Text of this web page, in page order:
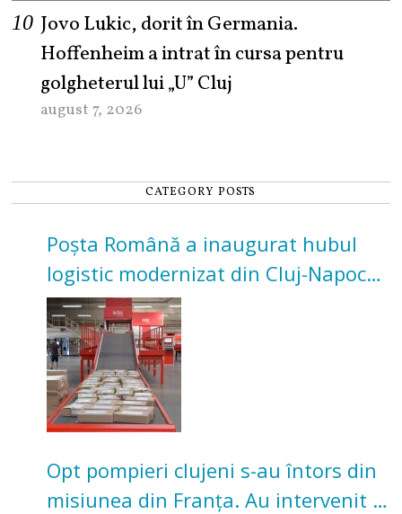
Jovo Lukic, dorit în Germania.
Hoffenheim a intrat în cursa pentru
golgheterul lui „U” Cluj
august 7, 2026
CATEGORY POSTS
Poșta Română a inaugurat hubul
logistic modernizat din Cluj-Napoca.
Investiție de 3 milioane de euro
Opt pompieri clujeni s-au întors din
misiunea din Franța. Au intervenit la